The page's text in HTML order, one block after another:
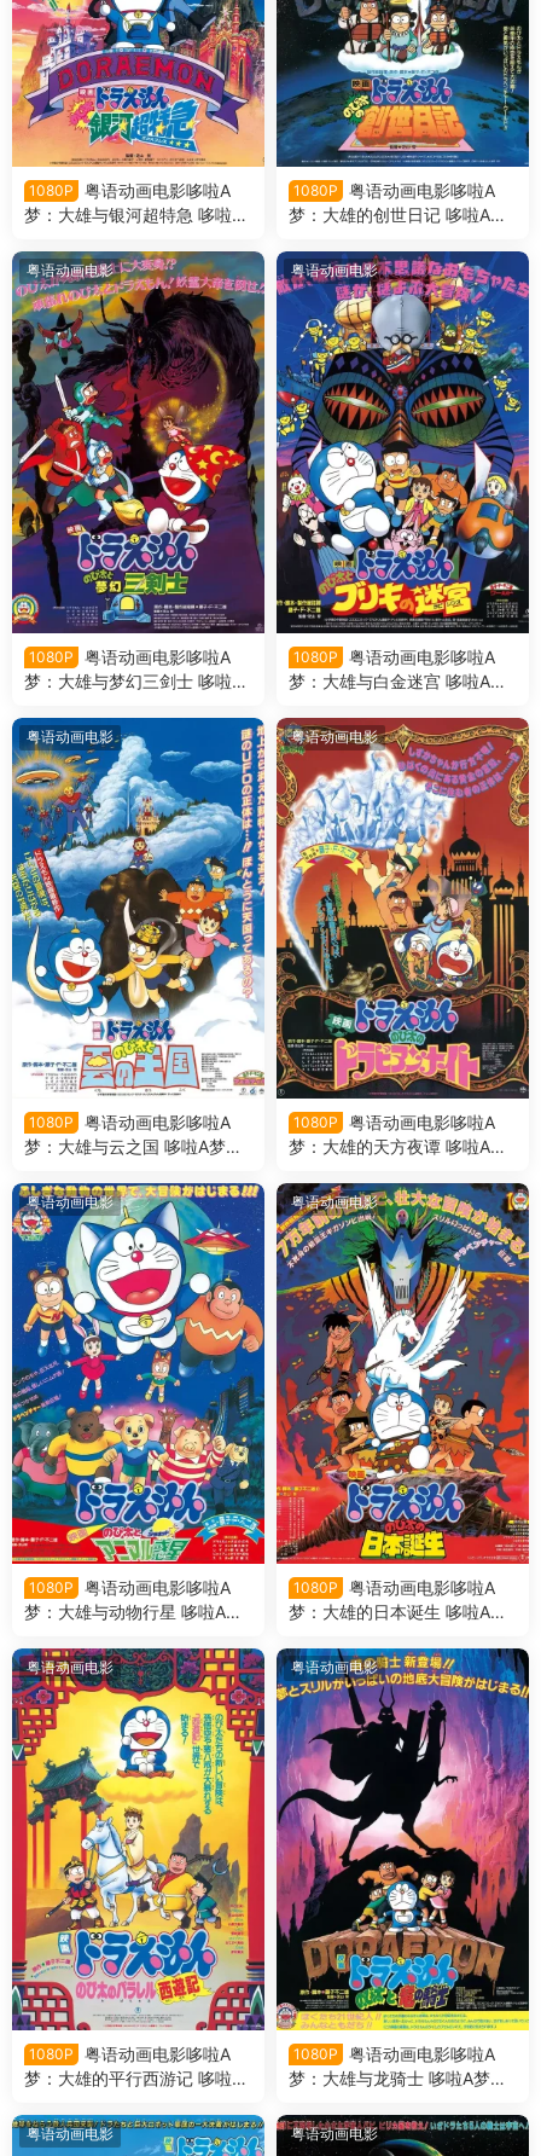
1080P
粤语动画电影哆啦A
梦：大雄与银河超特急 哆啦A
粤语版
1080P
粤语动画电影哆啦A
梦：大雄的创世日记 哆啦A梦
版
粤语动画电影
1080P
粤语动画电影哆啦A
梦：大雄与梦幻三剑士 哆啦A
粤语版
粤语动画电影
1080P
粤语动画电影哆啦A
梦：大雄与白金迷宫 哆啦A梦
版
粤语动画电影
1080P
粤语动画电影哆啦A
梦：大雄与云之国 哆啦A梦剧
粤语动画电影
1080P
粤语动画电影哆啦A
梦：大雄的天方夜谭 哆啦A梦
版
粤语动画电影
1080P
粤语动画电影哆啦A
梦：大雄与动物行星 哆啦A梦
版
粤语动画电影
1080P
粤语动画电影哆啦A
梦：大雄的日本诞生 哆啦A梦
版
粤语动画电影
1080P
粤语动画电影哆啦A
梦：大雄的平行西游记 哆啦A
粤语版
粤语动画电影
1080P
粤语动画电影哆啦A
梦：大雄与龙骑士 哆啦A梦剧
粤语动画电影 粤语动画电影